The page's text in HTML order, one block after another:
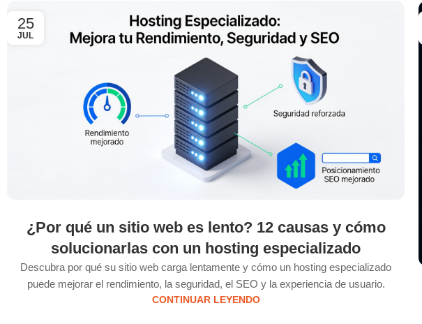
25
JUL
¿Por qué un sitio web es lento? 12 causas y cómo
solucionarlas con un hosting especializado
Descubra por qué su sitio web carga lentamente y cómo un hosting especializado
puede mejorar el rendimiento, la seguridad, el SEO y la experiencia de usuario.
CONTINUAR LEYENDO